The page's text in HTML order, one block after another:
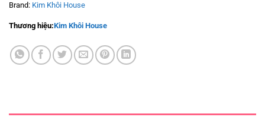
Brand: Kim Khôi House
Thương hiệu:Kim Khôi House